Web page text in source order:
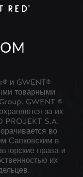
и GWENT®
товарными
GWENT ©
за их
PROJEKT S.A.
во
Сапковским в
права и
их